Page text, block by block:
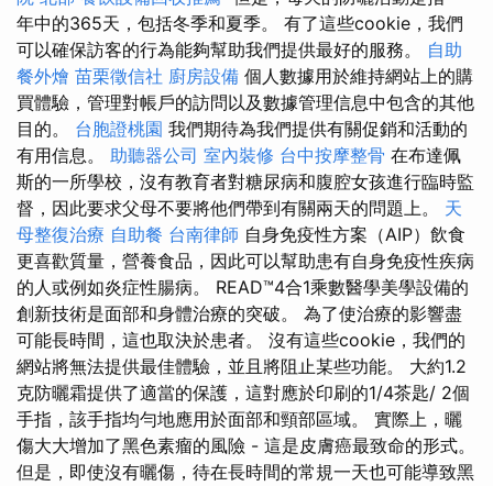
年中的365天，包括冬季和夏季。 有了這些cookie，我們
可以確保訪客的行為能夠幫助我們提供最好的服務。 自助
餐外燴 苗栗徵信社 廚房設備 個人數據用於維持網站上的購
買體驗，管理對帳戶的訪問以及數據管理信息中包含的其他
目的。 台胞證桃園 我們期待為我們提供有關促銷和活動的
有用信息。 助聽器公司 室內裝修 台中按摩整骨 在布達佩
斯的一所學校，沒有教育者對糖尿病和腹腔女孩進行臨時監
督，因此要求父母不要將他們帶到有關兩天的問題上。 天
母整復治療 自助餐 台南律師 自身免疫性方案（AIP）飲食
更喜歡質量，營養食品，因此可以幫助患有自身免疫性疾病
的人或例如炎症性腸病。 READ™4合1乘數醫學美學設備的
創新技術是面部和身體治療的突破。 為了使治療的影響盡
可能長時間，這也取決於患者。 沒有這些cookie，我們的
網站將無法提供最佳體驗，並且將阻止某些功能。 大約1.2
克防曬霜提供了適當的保護，這對應於印刷的1/4茶匙/ 2個
手指，該手指均勻地應用於面部和頸部區域。 實際上，曬
傷大大增加了黑色素瘤的風險 - 這是皮膚癌最致命的形式。
但是，即使沒有曬傷，待在長時間的常規一天也可能導致黑